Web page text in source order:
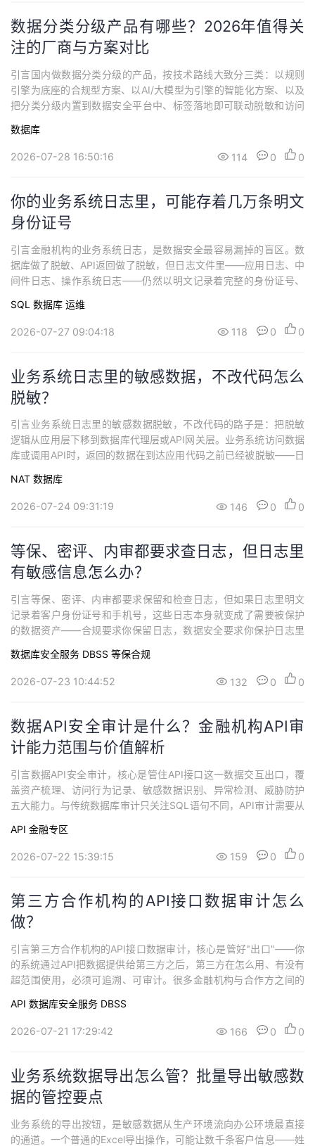
数据分类分级产品有哪些？2026年值得关
注的厂商与方案对比
引言国内做数据分类分级的产品，按技术路线大致分三类：以规则
引擎为底座的合规型方案、以AI/大模型为引擎的智能化方案、以及
把分类分级内置到数据安全平台中、标签落地即可联动脱敏和访问
求——只是应付合规检查，还是分类分级做完之后标签要真正用在
后续的安全管控中。什么是数据分类分级？ 数据分类分级，是指对
数据库
2026-07-28 16:50:16 114 0 0
你的业务系统日志里，可能存着几万条明文
身份证号
引言金融机构的业务系统日志，是数据安全最容易漏掉的盲区。数
据库做了脱敏、API返回做了脱敏，但日志文件里——应用日志、中
间件日志、操作系统日志——仍然以明文记录着完整的身份证号、
运维和开发团队排查问题，具备读取权限的人往往比数据库直连的
人还多。什么是日志中的敏感数据暴露？ 日志中的敏感数据暴露，
SQL 数据库 运维
2026-07-27 09:04:18 118 0 0
业务系统日志里的敏感数据，不改代码怎么
脱敏？
引言业务系统日志里的敏感数据脱敏，不改代码的路子是：把脱敏
逻辑从应用层下移到数据库代理层或API网关层。业务系统访问数据
库或调用API时，返回的数据在到达应用代码之前已经被脱敏——日
要改动日志组件的配置。什么是"免改造日志脱敏"？ 免改造日志脱
敏，是指不在业务应用代码层面增加脱敏逻辑，而是在数据访问的
NAT 数据库
2026-07-24 09:31:19 146 0 0
等保、密评、内审都要求查日志，但日志里
有敏感信息怎么办？
引言等保、密评、内审都要求保留和检查日志，但如果日志里明文
记录着客户身份证号和手机号，这些日志本身就变成了需要被保护
的数据资产——合规要求你保留日志，数据安全要求你保护日志里
段"（那样审计日志就不完整了），而是"让日志保留完整操作轨迹，
但敏感字段值被脱敏替代"。什么是日志合规与数据安全的矛盾？ 日
数据库安全服务 DBSS 等保合规
2026-07-23 10:44:52 132 0 0
数据API安全审计是什么？金融机构API审
计能力范围与价值解析
引言数据API安全审计，核心是管住API接口这一数据交互出口，覆
盖资产梳理、访问行为记录、敏感数据识别、异常检测、威胁防护
五大能力。与传统数据库审计只关注SQL语句不同，API审计需要从
么参数、返回了哪些敏感字段、是否存在异常行为。什么是数据API
安全审计？ 数据API安全审计，是指对应用程序编程接口（API）的
API 金融专区
2026-07-22 15:39:15 159 0 0
第三方合作机构的API接口数据审计怎么
做？
引言第三方合作机构的API接口数据审计，核心是管好"出口"——你
的系统通过API把数据提供给第三方之后，第三方在怎么用、有没有
超范围使用，必须可追溯、可审计。很多金融机构与合作方之间的
API调用日志要么没人管、要么只记了调用次数和响应时间，敏感数
据字段级别的审计几乎是空白。什么是第三方API接口数据审计？ 第
API 数据库安全服务 DBSS
2026-07-21 17:29:42 166 0 0
业务系统数据导出怎么管？批量导出敏感数
据的管控要点
业务系统的导出按钮，是敏感数据从生产环境流向办公环境最直接
的通道。一个普通的Excel导出操作，可能让数千条客户信息——姓